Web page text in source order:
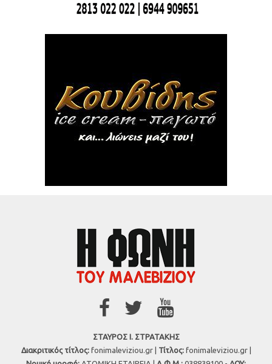
ΣΤΑΥΡΟΣ Ι. ΣΤΡΑΤΑΚΗΣ
Διακριτικός τίτλος:fonimaleviziou.gr | Τίτλος:fonimaleviziou.gr |